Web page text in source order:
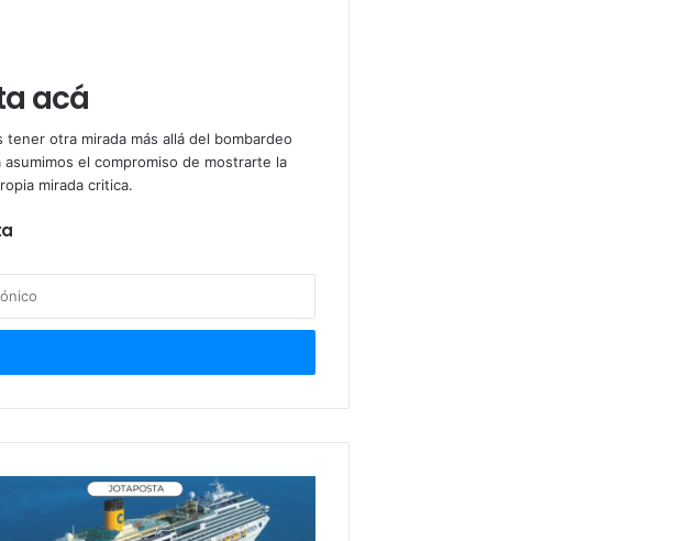
acá
otra mirada más allá del bombardeo
el compromiso de mostrarte la
mirada critica.